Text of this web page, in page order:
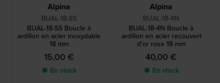
Alpina
BUAL-18-SS
BUAL-18-SS Boucle à
ardillon en acier inoxydable
18 mm
15,00 €
● En stock
Alpina
BUAL-18-4N
BUAL-18-4N Boucle à
ardillon en acier recouvert
d'or rose 18 mm
40,00 €
● En stock